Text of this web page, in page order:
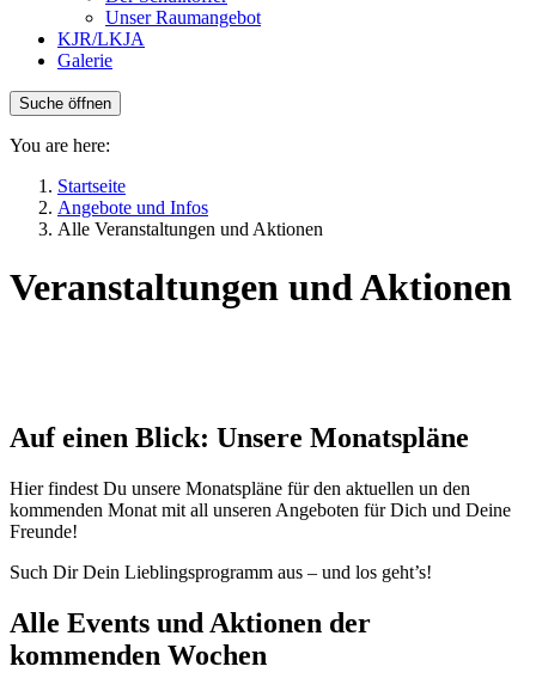
Unser Raumangebot
KJR/LKJA
Galerie
Suche öffnen
You are here:
Startseite
Angebote und Infos
Alle Veranstaltungen und Aktionen
Veranstaltungen und Aktionen
Auf einen Blick: Unsere Monatspläne
Hier findest Du unsere Monatspläne für den aktuellen un den
kommenden Monat mit all unseren Angeboten für Dich und Deine
Freunde!
Such Dir Dein Lieblingsprogramm aus – und los geht’s!
Alle Events und Aktionen der
kommenden Wochen